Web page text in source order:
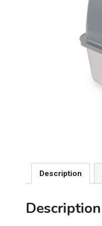
Description
Description